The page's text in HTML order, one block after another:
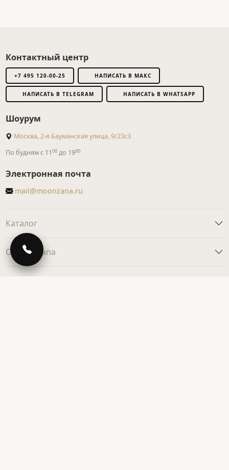
Контактный центр
+7 495 120-00-25 НАПИСАТЬ В МАКС
НАПИСАТЬ В TELEGRAM НАПИСАТЬ В WHATSAPP
Шоурум
Москва, 2-я Бауманская улица, 9/23с3
По будням с 1100до 1900
Электронная почта
mail@moonzana.ru
Каталог
О Moonzana